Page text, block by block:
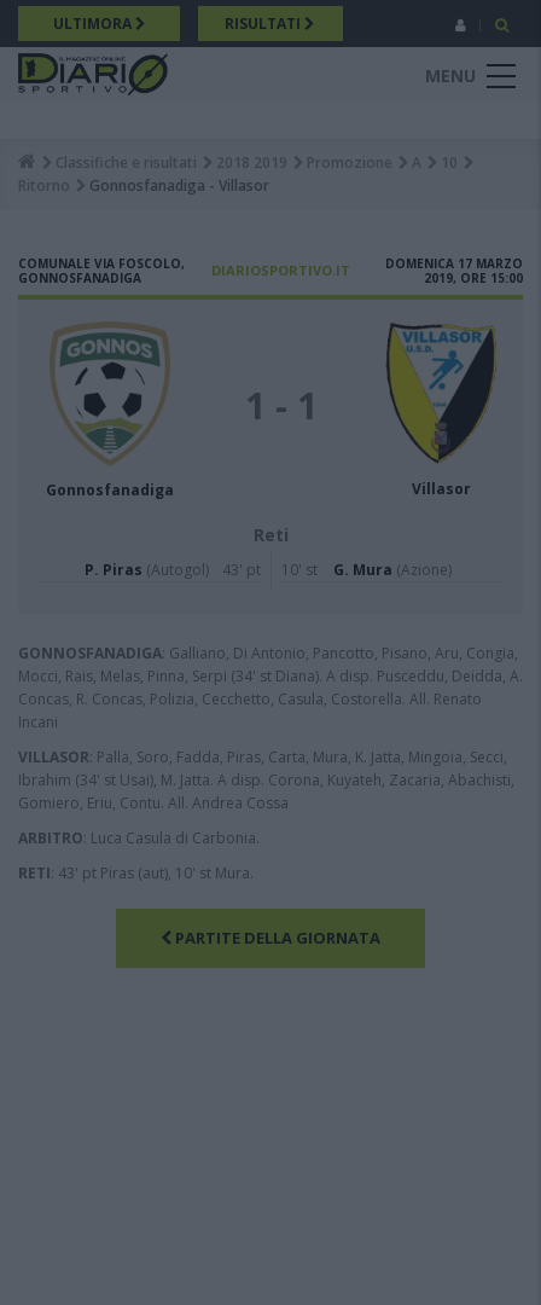
Salta
al
contenuto
principale
ULTIMORA RISULTATI
MENU
Breadcrumb
Classifiche e risultati 2018 2019 Promozione A
10
Ritorno
Gonnosfanadiga - Villasor
COMUNALE VIA FOSCOLO,
GONNOSFANADIGA
DIARIOSPORTIVO.IT
DOMENICA 17 MARZO
2019, ORE 15:00
Gonnosfanadiga
1 - 1
Villasor
Reti
P. Piras (Autogol) 43' pt 10' st G. Mura (Azione)
GONNOSFANADIGA: Galliano, Di Antonio, Pancotto, Pisano, Aru, Congia,
Mocci, Rais, Melas, Pinna, Serpi (34' st Diana). A disp. Pusceddu, Deidda, A.
Concas, R. Concas, Polizia, Cecchetto, Casula, Costorella. All. Renato
Incani
VILLASOR: Palla, Soro, Fadda, Piras, Carta, Mura, K. Jatta, Mingoia, Secci,
Ibrahim (34' st Usai), M. Jatta. A disp. Corona, Kuyateh, Zacaria, Abachisti,
Gomiero, Eriu, Contu. All. Andrea Cossa
ARBITRO: Luca Casula di Carbonia.
RETI: 43' pt Piras (aut), 10' st Mura.
PARTITE DELLA GIORNATA